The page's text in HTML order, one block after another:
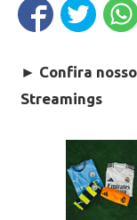
► Confira
Streamings